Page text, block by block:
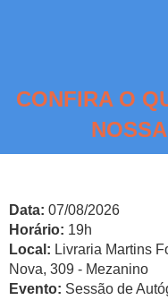
CONFIRA O
Data: 07/08/2026
Horário: 19h
Local: Livraria Martins
Nova, 309 - Mezanino
Evento: Sessão de